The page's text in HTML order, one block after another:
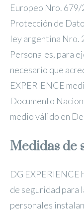
Europeo Nro.
Protección de
ley argentina Nro.
Personales, para
necesario que
EXPERIENCE
Documento
medio válido en
Medidas de
DG EXPERIENCE
de seguridad para
personales